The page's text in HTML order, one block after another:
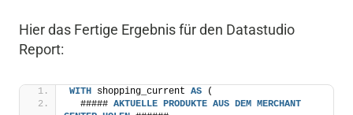
Hier das Fertige Ergebnis für den Datastudio
Report:
WITH shopping_current AS (
  #####
AKTUELLE PRODUKTE AUS DEM MERCHANT